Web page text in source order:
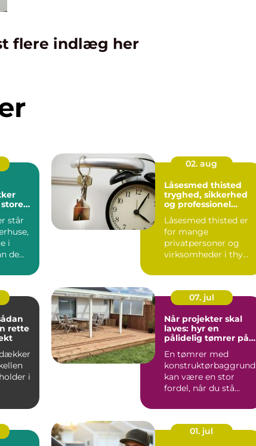
flere indlæg her
står
i
de
02. aug
Låsesmed thisted
tryghed, sikkerhed
og professionel
Låsesmed thisted er
for mange
privatpersoner og
virksomheder i thy
tryghed, hurtig hjæ...
rette
i
07. jul
Når projekter skal
laves: hyr en
pålidelig tømrer på
En tømrer med
konstruktørbaggrund
kan være en stor
fordel, når du stå...
01. jul